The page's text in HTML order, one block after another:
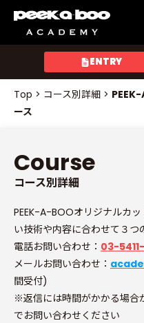
P
O
O
A
C
A
D
E
M
Y
ベ
ENTRY
Top > コース別詳細 >
ース
Course
コース別詳細
PEEK-A-BOOオリジナルカ
い技術や内容に合わせて３つ
電話お問い合わせ： 03-
メールお問い合わせ：
間受付)
※返信には時間がかかる場合
でお問い合わせください